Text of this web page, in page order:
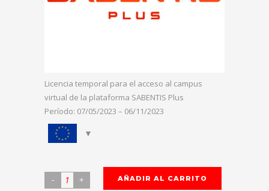
Licencia temporal para el acceso al campus
virtual de la plataforma SABENTIS Plus
Período: 07/05/2023 – 06/11/2023
AÑADIR AL CARRITO